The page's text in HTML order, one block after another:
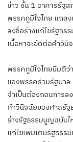
ข่าว ชั้น 1 อาคารรัฐ
พรรคภูมิใจไทย แถล
ลงชื่อร่างแก้ไขรัฐธร
เนื้อหาจะขัดต่อคำวิ
พรรคภูมิใจไทยมีมติว่
ของพรรคร่วมรัฐบา
จำเป็นต้องถอนการล
คำวินิจฉัยของศาลรั
ร่างรัฐธรรมนูญฉบับ
แก้ไขเพิ่มเติมรัฐธรร